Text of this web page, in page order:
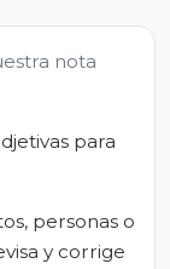
nota
para
personas o
y corrige